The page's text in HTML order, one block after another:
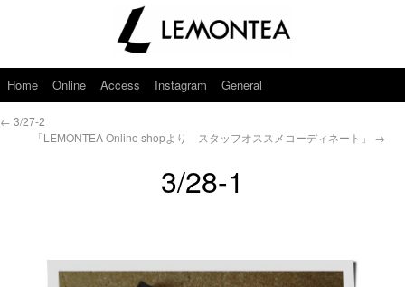
Home Online Access Instagram General
← 3/27-2
「LEMONTEA Online shopより スタッフオススメコーディネート」 →
3/28-1